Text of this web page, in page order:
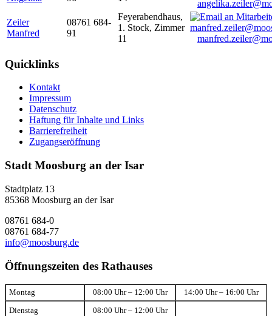
Zeiler
Manfred
08761 684-
91
Feyerabendhaus,
1. Stock, Zimmer
11
Quicklinks
Kontakt
Impressum
Datenschutz
Haftung für Inhalte und Links
Barrierefreiheit
Zugangseröffnung
Stadt Moosburg an der Isar
Stadtplatz 13
85368 Moosburg an der Isar
08761 684-0
08761 684-77
info@moosburg.de
Öffnungszeiten des Rathauses
Montag 08:00 Uhr – 12:00 Uhr 14:00 Uhr – 16:00 Uhr
Dienstag 08:00 Uhr – 12:00 Uhr